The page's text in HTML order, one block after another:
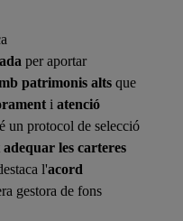
per aportar
patrimonis alts que
i atenció
un protocol de selecció
adequar les carteres
l'acord
gestora de fons